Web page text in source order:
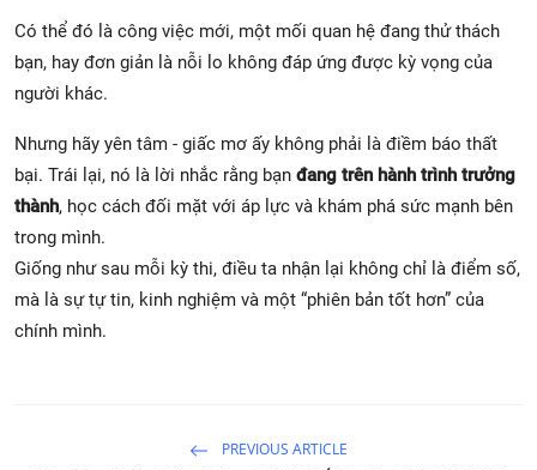
Có thể đó là công việc mới, một mối quan hệ đang thử thách
bạn, hay đơn giản là nỗi lo không đáp ứng được kỳ vọng của
người khác.
Nhưng hãy yên tâm - giấc mơ ấy không phải là điềm báo thất
bại. Trái lại, nó là lời nhắc rằng bạn đang trên hành trình trưởng
thành, học cách đối mặt với áp lực và khám phá sức mạnh bên
trong mình.
Giống như sau mỗi kỳ thi, điều ta nhận lại không chỉ là điểm số,
mà là sự tự tin, kinh nghiệm và một “phiên bản tốt hơn” của
chính mình.
PREVIOUS ARTICLE